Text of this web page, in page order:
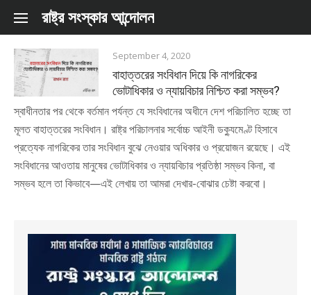
Skip to content
রাষ্ট্র সংস্কার আন্দোলন
September 4, 2020
বাহাত্তরের সংবিধান দিয়ে কি নাগরিকের
ভোটাধিকার ও ন্যায়বিচার নিশ্চিত করা সম্ভব?
স্বাধীনতার পর থেকে বর্তমান পর্যন্ত যে সংবিধানের অধীনে দেশ পরিচালিত হচ্ছে তা
মূলত বাহাত্তরের সংবিধান। রাষ্ট্র পরিচালনার সর্বোচ্চ আইনী ডক্যুমেণ্ট হিসাবে
প্রত্যেক নাগরিকের তার সংবিধান বুঝে নেওয়ার অধিকার ও প্রয়োজন রয়েছে। এই
সংবিধানের আওতায় মানুষের ভোটাধিকার ও ন্যায়বিচার প্রতিষ্ঠা সম্ভব কিনা, বা
সম্ভব হলে তা কিভাবে—এই লেখায় তা আমরা দেখার-বোঝার চেষ্টা করবো।